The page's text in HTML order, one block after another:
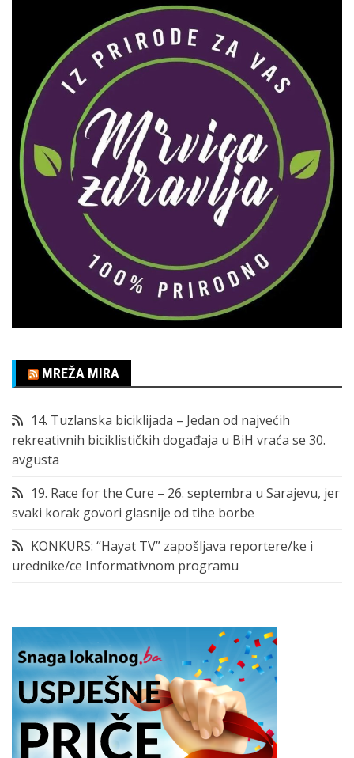
MREŽA MIRA
14. Tuzlanska biciklijada – Jedan od najvećih
rekreativnih biciklističkih događaja u BiH vraća se 30.
avgusta
19. Race for the Cure – 26. septembra u Sarajevu, jer
svaki korak govori glasnije od tihe borbe
KONKURS: “Hayat TV” zapošljava reportere/ke i
urednike/ce Informativnom programu